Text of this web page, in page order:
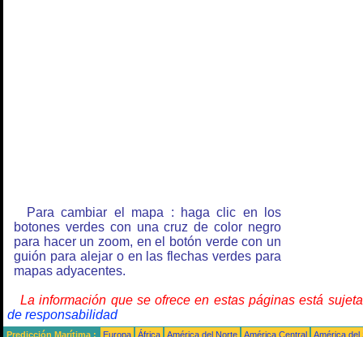
Para cambiar el mapa : haga clic en los
botones verdes con una cruz de color negro
para hacer un zoom, en el botón verde con un
guión para alejar o en las flechas verdes para
mapas adyacentes.
La información que se ofrece en estas páginas está
de responsabilidad
Predicción Marítima : Europa África América del Norte América Central
América del